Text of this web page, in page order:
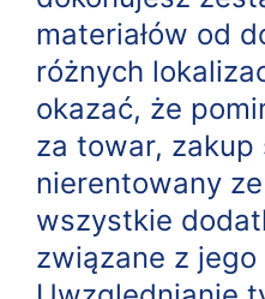
materiałów od
różnych
okazać, że
za towar, zakup
nierentowany
wszystkie
związane z